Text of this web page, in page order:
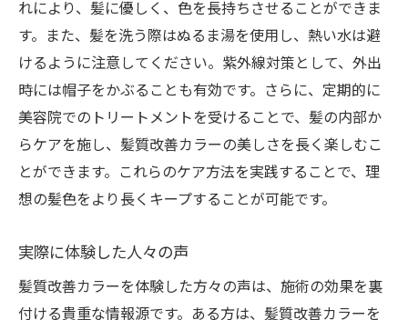
最新施術を試してみよう
最新の髪質改善カラー技術
施術の流れとその効果を検証
美しさを引き出すための髪質改善法
施術の前後で変わる髪の印象
最新技術で叶える理想の髪質
松本市寿台で体感する美髪革命
れにより、髪に優しく、色を長持ちさせることができま
す。また、髪を洗う際はぬるま湯を使用し、熱い水は避
けるように注意してください。紫外線対策として、外出
時には帽子をかぶることも有効です。さらに、定期的に
美容院でのトリートメントを受けることで、髪の内部か
らケアを施し、髪質改善カラーの美しさを長く楽しむこ
とができます。これらのケア方法を実践することで、理
想の髪色をより長くキープすることが可能です。
実際に体験した人々の声
髪質改善カラーを体験した方々の声は、施術の効果を裏
付ける貴重な情報源です。ある方は、髪質改善カラーを